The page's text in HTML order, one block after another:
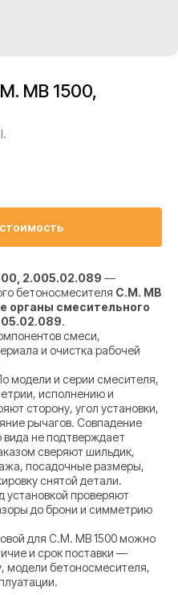
MB 1500,
2.005.02.089 —
бетоносмесителя C.M. MB
органы смесительного
.
смеси,
и очистка рабочей
модели и серии смесителя,
исполнению и
сторону, угол установки,
рычагов. Совпадение
вида не подтверждает
сверяют шильдик,
посадочные размеры,
снятой детали.
установкой проверяют
до брони и симметрию
для C.M. MB 1500 можно
и срок поставки —
модели бетоносмесителя,